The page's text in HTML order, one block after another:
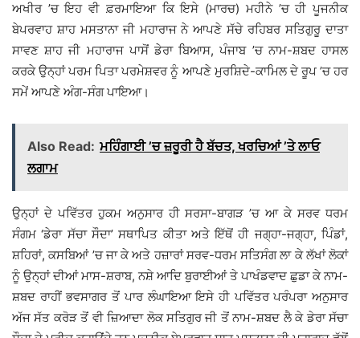
ਅਖੀਰ ’ਚ ਇਹ ਵੀ ਫ਼ਰਮਾਇਆ ਕਿ ਇਸੇ (ਮਾਰਚ) ਮਹੀਨੇ ’ਚ ਹੀ ਪੂਜਨੀਕ
ਬੇਪਰਵਾਹ ਸ਼ਾਹ ਮਸਤਾਨਾ ਜੀ ਮਹਾਰਾਜ ਨੇ ਆਪਣੇ ਸੱਚੇ ਰਹਿਬਰ ਸਤਿਗੁਰੂ ਦਾਤਾ
ਸਾਵਣ ਸ਼ਾਹ ਜੀ ਮਹਾਰਾਜ ਪਾਸੋਂ ਡੇਰਾ ਬਿਆਸ, ਪੰਜਾਬ ’ਚ ਨਾਮ-ਸ਼ਬਦ ਹਾਸਲ
ਕਰਕੇ ਉਨ੍ਹਾਂ ਪਰਮ ਪਿਤਾ ਪਰਮੇਸ਼ਵਰ ਨੂੰ ਆਪਣੇ ਮੁਰਸ਼ਿਦੇ-ਕਾਮਿਲ ਦੇ ਰੂਪ ’ਚ ਹਰ
ਸਮੇਂ ਆਪਣੇ ਅੰਗ-ਸੰਗ ਪਾਇਆ।
Also Read: ਮਹਿੰਗਾਈ ’ਚ ਜ਼ਰੂਰੀ ਹੈ ਬੱਚਤ, ਖਰਚਿਆਂ ’ਤੇ ਲਾਓ
ਲਗਾਮ
ਉਨ੍ਹਾਂ ਦੇ ਪਵਿੱਤਰ ਹੁਕਮ ਅਨੁਸਾਰ ਹੀ ਸਰਸਾ-ਬਾਗੜ ’ਚ ਆ ਕੇ ਸਰਵ ਧਰਮ
ਸੰਗਮ ‘ਡੇਰਾ ਸੱਚਾ ਸੌਦਾ’ ਸਥਾਪਿਤ ਕੀਤਾ ਅਤੇ ਇੱਥੋਂ ਹੀ ਜਗ੍ਹਾ-ਜਗ੍ਹਾ, ਪਿੰਡਾਂ,
ਸ਼ਹਿਰਾਂ, ਕਸਬਿਆਂ ’ਚ ਜਾ ਕੇ ਅਤੇ ਹਜ਼ਾਰਾਂ ਸਰਵ-ਧਰਮ ਸਤਿਸੰਗ ਲਾ ਕੇ ਲੱਖਾਂ ਲੋਕਾਂ
ਨੂੰ ਉਨ੍ਹਾਂ ਦੀਆਂ ਮਾਸ-ਸ਼ਰਾਬ, ਨਸ਼ੇ ਆਦਿ ਬੁਰਾਈਆਂ ਤੇ ਪਾਖੰਡਵਾਦ ਛੁਡਾ ਕੇ ਨਾਮ-
ਸ਼ਬਦ ਰਾਹੀਂ ਭਵਸਾਗਰ ਤੋਂ ਪਾਰ ਲੰਘਾਇਆ ਇਸੇ ਹੀ ਪਵਿੱਤਰ ਪਰੰਪਰਾ ਅਨੁਸਾਰ
ਅੱਜ ਸੱਤ ਕਰੋੜ ਤੋਂ ਵੀ ਜ਼ਿਆਦਾ ਲੋਕ ਸਤਿਗੁਰ ਜੀ ਤੋਂ ਨਾਮ-ਸ਼ਬਦ ਲੈ ਕੇ ਡੇਰਾ ਸੱਚਾ